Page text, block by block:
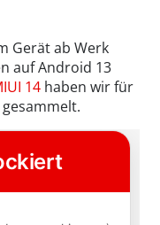
Gerät ab Werk
auf Android 13
14 haben wir für